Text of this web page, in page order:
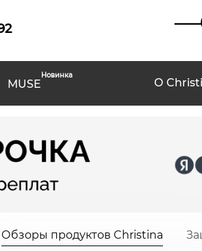
MUSE
Новинка
О
Обзоры продуктов Christina